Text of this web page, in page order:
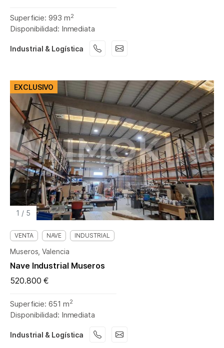
Superficie: 993 m2
Disponibilidad: Inmediata
Industrial & Logística
1 / 5
EXCLUSIVO
VENTA NAVE INDUSTRIAL
Museros, Valencia
Nave Industrial Museros
520.800 €
Superficie: 651 m2
Disponibilidad: Inmediata
Industrial & Logística